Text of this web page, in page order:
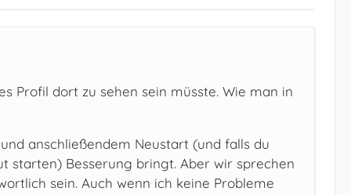
Profil dort zu sehen sein müsste. Wie man in
anschließendem Neustart (und falls du
starten) Besserung bringt. Aber wir sprechen
sein. Auch wenn ich keine Probleme